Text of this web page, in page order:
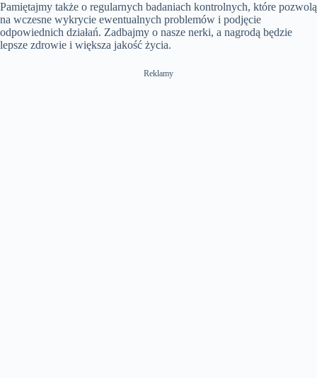
Pamiętajmy także o regularnych badaniach kontrolnych, które pozwolą
na wczesne wykrycie ewentualnych problemów i podjęcie
odpowiednich działań. Zadbajmy o nasze nerki, a nagrodą będzie
lepsze zdrowie i większa jakość życia.
Reklamy